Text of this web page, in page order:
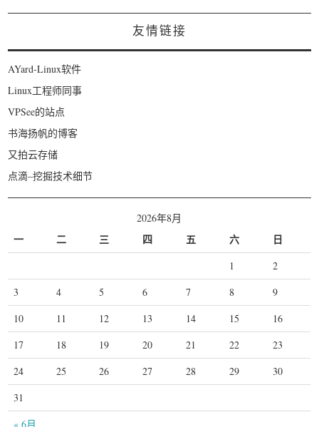
友情链接
AYard-Linux软件
Linux工程师同事
VPSee的站点
书海扬帆的博客
又拍云存储
点滴–挖掘技术细节
2026年8月
一 二 三 四 五 六 日
« 6月
1
2
3
4 5 6 7 8
9
10
11 12 13 14 15
16
17
18 19 20 21 22
23
24
25 26 27 28 29
30
31